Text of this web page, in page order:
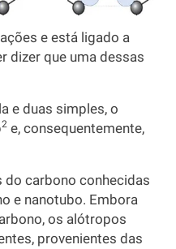
e está ligado a
dizer que uma dessas
e duas simples, o
2 e, consequentemente,
carbono conhecidas
e nanotubo. Embora
os alótropos
provenientes das